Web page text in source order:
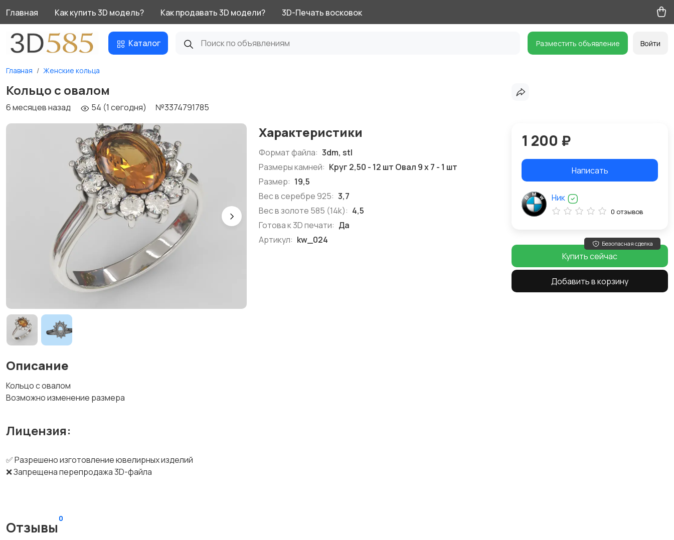
Главная Как купить 3D модель? Как продавать 3D модели? 3D-Печать восковок
Каталог Разместить объявление Войти
Главная Женские кольца
Кольцо с овалом
6 месяцев назад 54 (1 сегодня) №3374791785
Характеристики
Формат файла: 3dm, stl
Размеры камней: Круг 2,50 - 12 шт Овал 9 х 7 - 1 шт
Размер: 19,5
Вес в серебре 925: 3,7
Вес в золоте 585 (14k): 4,5
Готова к 3D печати: Да
Артикул: kw_024
Описание
Кольцо с овалом
Возможно изменение размера
Лицензия:
✅ Разрешено изготовление ювелирных изделий
❌ Запрещена перепродажа 3D-файла
Отзывы
0
1 200 ₽
Написать
Ник
0 отзывов
Безопасная сделка
Купить сейчас
Добавить в корзину